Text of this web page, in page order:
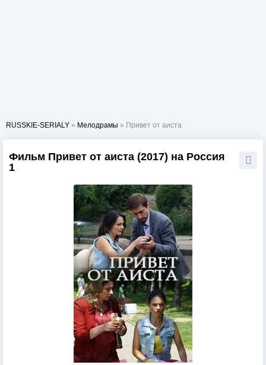
RUSSKIE-SERIALY » Мелодрамы » Привет от аиста
Фильм Привет от аиста (2017) на Россия
1